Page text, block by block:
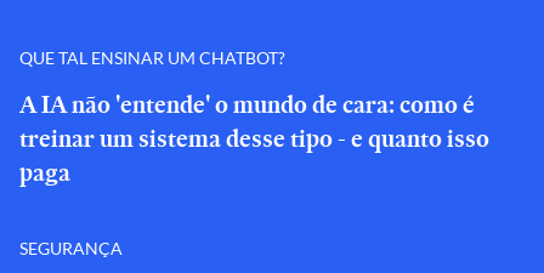
QUE TAL ENSINAR UM CHATBOT?
A IA não 'entende' o mundo de cara: como é
treinar um sistema desse tipo - e quanto isso
paga
SEGURANÇA